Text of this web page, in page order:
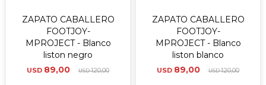
ZAPATO CABALLERO
FOOTJOY-
MPROJECT - Blanco
liston negro
USD 89,00 USD120,00
ZAPATO CABALLERO
FOOTJOY-
MPROJECT - Blanco
liston blanco
USD 89,00 USD120,00